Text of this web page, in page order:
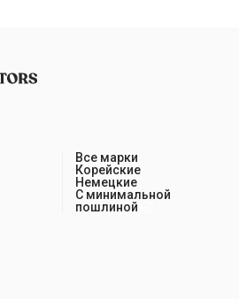
Все марки
Корейские
Немецкие
С минимальной
пошлиной